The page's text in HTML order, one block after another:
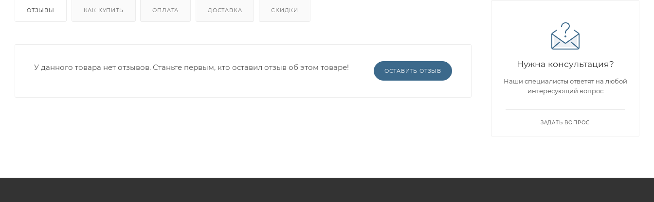
ОТЗЫВЫ КАК КУПИТЬ ОПЛАТА ДОСТАВКА СКИДКИ
ОСТАВИТЬ ОТЗЫВ
У данного товара нет отзывов. Станьте первым, кто оставил отзыв об этом товаре! Нужна консультация?
Наши специалисты ответят на любой
интересующий вопрос
ЗАДАТЬ ВОПРОС